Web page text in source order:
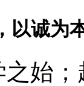
以诚为
始